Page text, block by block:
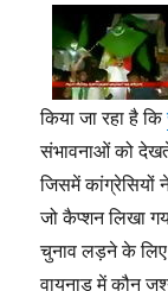
किया जा रहा है कि
संभावनाओं को
जिसमें कांग्रेसियों
जो कैप्शन लिखा
चुनाव लड़ने के लिए
वायनाड में कौन